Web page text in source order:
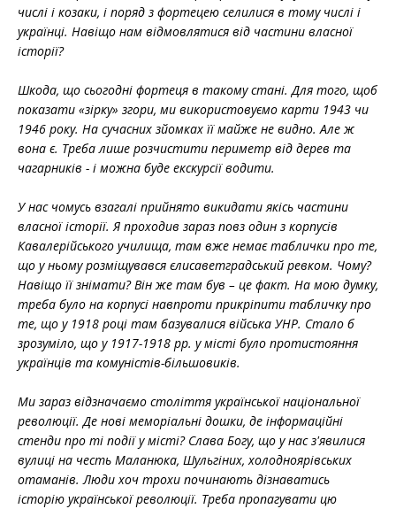
числі і козаки, і поряд з фортецею селилися в тому числі і
українці. Навіщо нам відмовлятися від частини власної
історії?
Шкода, що сьогодні фортеця в такому стані. Для того, щоб
показати «зірку» згори, ми використовуємо карти 1943 чи
1946 року. На сучасних зйомках її майже не видно. Але ж
вона є. Треба лише розчистити периметр від дерев та
чагарників - і можна буде екскурсії водити.
У нас чомусь взагалі прийнято викидати якісь частини
власної історії. Я проходив зараз повз один з корпусів
Кавалерійського училища, там вже немає таблички про те,
що у ньому розміщувався єлисаветградський ревком. Чому?
Навіщо її знімати? Він же там був – це факт. На мою думку,
треба було на корпусі навпроти прикріпити табличку про
те, що у 1918 році там базувалися війська УНР. Стало б
зрозуміло, що у 1917-1918 рр. у місті було протистояння
українців та комуністів-більшовиків.
Ми зараз відзначаємо століття української національної
революції. Де нові меморіальні дошки, де інформаційні
стенди про ті події у місті? Слава Богу, що у нас з'явилися
вулиці на честь Маланюка, Шульгіних, холодноярівських
отаманів. Люди хоч трохи починають дізнаватись
історію української революції. Треба пропагувати цю